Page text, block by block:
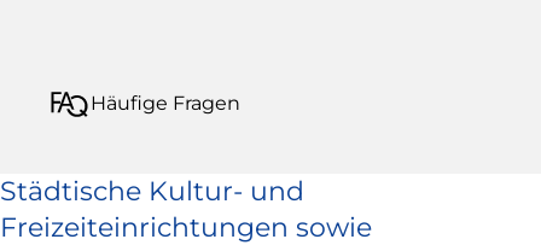
Häufige Fragen
Städtische Kultur- und
Freizeiteinrichtungen sowie